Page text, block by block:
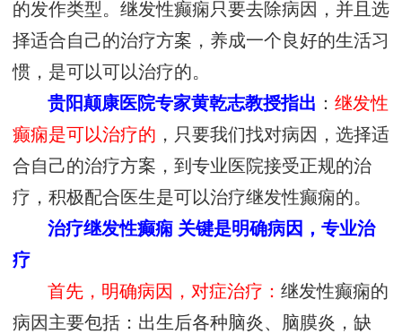
的发作类型。继发性癫痫只要去除病因，并且选
择适合自己的治疗方案，养成一个良好的生活习
惯，是可以可以治疗的。
贵阳颠康医院专家黄乾志教授指出 ：继发性
癫痫是可以治疗的 ，只要我们找对病因，选择适
合自己的治疗方案，到专业医院接受正规的治
疗，积极配合医生是可以治疗继发性癫痫的。
治疗继发性癫痫 关键是明确病因，专业治
疗
首先，明确病因，对症治疗：继发性癫痫的
病因主要包括：出生后各种脑炎、脑膜炎，缺